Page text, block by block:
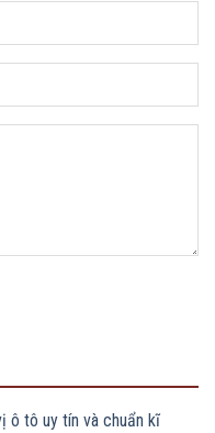
ô tô uy tín và chuẩn kĩ